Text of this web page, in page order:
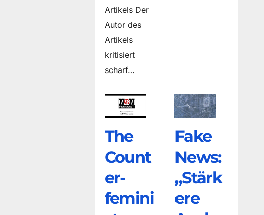
Artikels Der
Autor des
Artikels
kritisiert
scharf…
The
Count
er­
femini
Fake
News:
„Stärk
ere